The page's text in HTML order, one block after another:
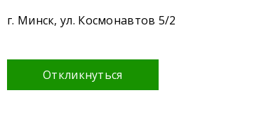
г. Минск, ул. Космонавтов 5/2
Откликнуться